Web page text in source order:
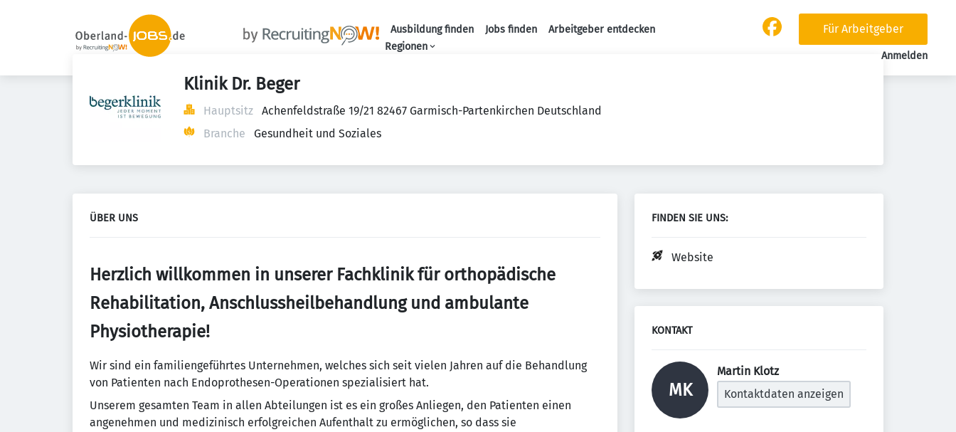
Ausbildung finden Jobs finden
Arbeitgeber entdecken
Regionen
Für Arbeitgeber
Anmelden
Klinik Dr. Beger
Hauptsitz
Achenfeldstraße 19/21 82467 Garmisch-Partenkirchen Deutschland
Branche
Gesundheit und Soziales
ÜBER UNS
Herzlich willkommen in unserer Fachklinik für orthopädische
Rehabilitation, Anschlussheilbehandlung und ambulante
Physiotherapie!
Wir sind ein familiengeführtes Unternehmen, welches sich seit vielen Jahren auf die Behandlung
von Patienten nach Endoprothesen-Operationen spezialisiert hat.
Unserem gesamten Team in allen Abteilungen ist es ein großes Anliegen, den Patienten einen
angenehmen und medizinisch erfolgreichen Aufenthalt zu ermöglichen, so dass sie
FINDEN SIE UNS:
Website
KONTAKT
MK
Martin Klotz
Kontaktdaten anzeigen